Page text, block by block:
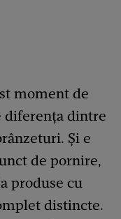
moment de
diferenţa dintre
Și e
de pornire,
produse cu
distincte.